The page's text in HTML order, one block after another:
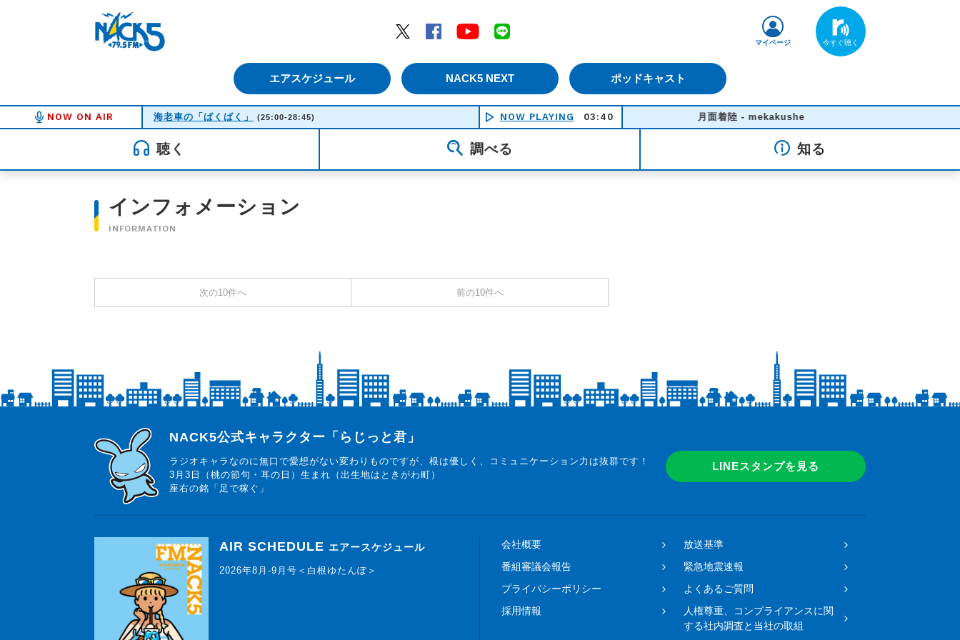
Twitter
Facebook YouTube
エアスケジュール NACK5 NEXT ポッドキャスト
マイページ
NOW ON AIR 海老車の「ばくばく」 (25:00-28:45) NOW PLAYING 03:40 月面着陸 - mekakushe
聴く 調べる 知る
インフォメーション
INFORMATION
次の10件へ 前の10件へ
らじっと君
NACK5公式キャラクター「らじっと君」
ラジオキャラなのに無口で愛想がない変わりものですが、根は優しく、コミュニケーション力は抜群です！
3月3日（桃の節句・耳の日）生まれ（出生地はときがわ町）
座右の銘「足で稼ぐ」
LINEスタンプを見る
AIR SCHEDULE エアースケジュール
2026年8月-9月号＜白根ゆたんぽ＞
会社概要
放送基準
番組審議会報告
緊急地震速報
プライバシーポリシー
よくあるご質問
採用情報
人権尊重、コンプライアンスに関
する社内調査と当社の取組